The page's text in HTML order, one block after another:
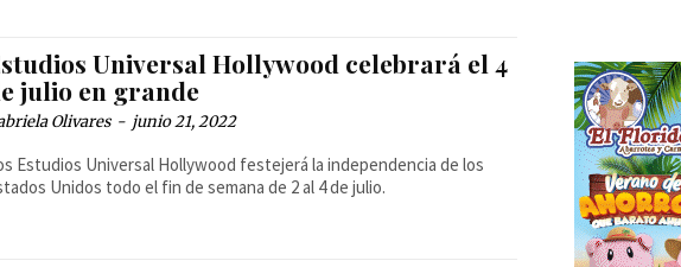
Universal Hollywood celebrará el 4
julio en grande
Olivares - junio 21, 2022
Estudios Universal Hollywood festejerá la independencia de los
Unidos todo el fin de semana de 2 al 4 de julio.